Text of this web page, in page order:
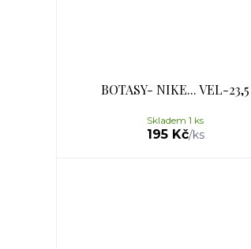
BOTASY- NIKE... VEL-23,5
195 Kč/ks
Skladem 1 ks